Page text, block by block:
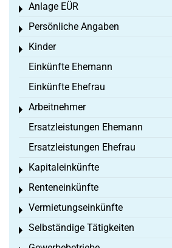
Anlage EÜR
Toggle menu
Persönliche Angaben
Toggle menu
Kinder
Toggle menu
Einkünfte Ehemann
Einkünfte Ehefrau
Arbeitnehmer
Toggle menu
Ersatzleistungen Ehemann
Ersatzleistungen Ehefrau
Kapitaleinkünfte
Toggle menu
Renteneinkünfte
Toggle menu
Vermietungseinkünfte
Toggle menu
Selbständige Tätigkeiten
Toggle menu